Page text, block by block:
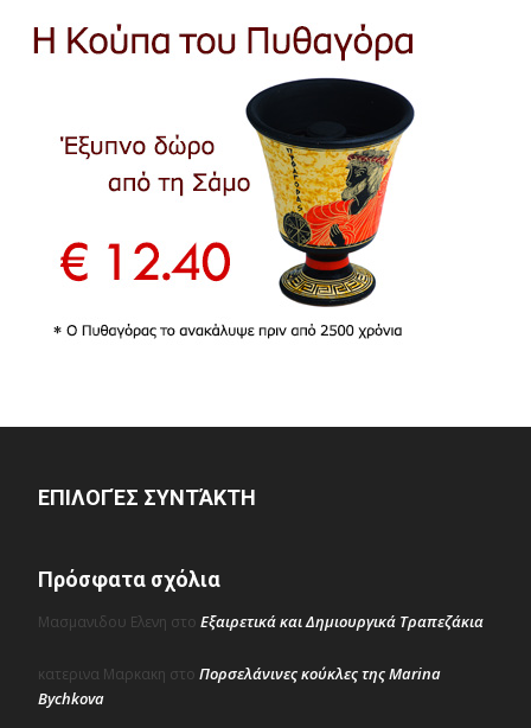
ΕΠΙΛΟΓΈΣ ΣΥΝΤΆΚΤΗ
Πρόσφατα σχόλια
Μασμανιδου Ελενη στο Εξαιρετικά και Δημιουργικά Τραπεζάκια
κατερινα Μαρκακη στο Πορσελάνινες κούκλες της Marina
Bychkova